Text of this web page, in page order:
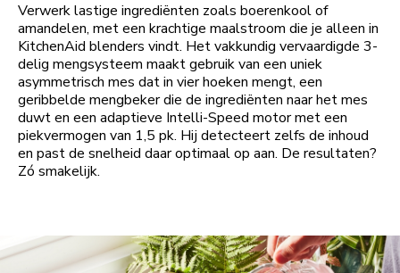
Verwerk lastige ingrediënten zoals boerenkool of
amandelen, met een krachtige maalstroom die je alleen in
KitchenAid blenders vindt. Het vakkundig vervaardigde 3-
delig mengsysteem maakt gebruik van een uniek
asymmetrisch mes dat in vier hoeken mengt, een
geribbelde mengbeker die de ingrediënten naar het mes
duwt en een adaptieve Intelli-Speed motor met een
piekvermogen van 1,5 pk. Hij detecteert zelfs de inhoud
en past de snelheid daar optimaal op aan. De resultaten?
Zó smakelijk.